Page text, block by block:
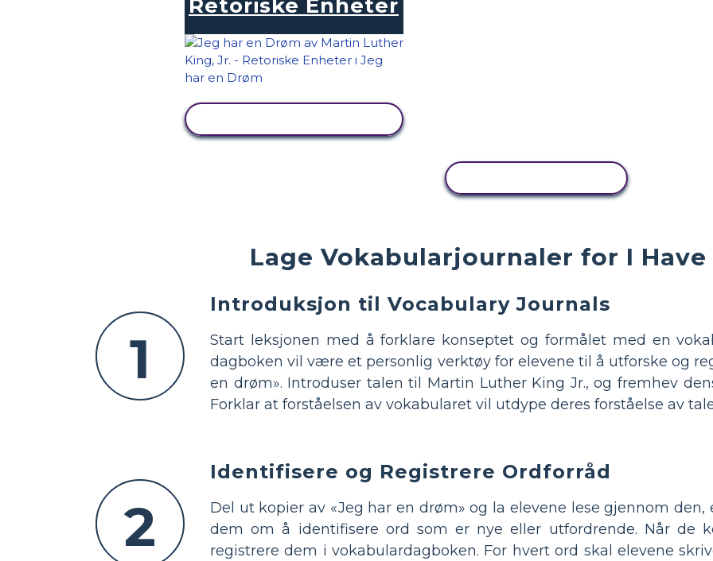
Lage Vokabularjournaler for I Have
1
Introduksjon til Vocabulary Journals
Start leksjonen med å forklare konseptet og formålet med en
dagboken vil være et personlig verktøy for elevene til å utforske og
en drøm». Introduser talen til Martin Luther King Jr., og fremhev
Forklar at forståelsen av vokabularet vil utdype deres forståelse av
2
Identifisere og Registrere Ordforråd
Del ut kopier av «Jeg har en drøm» og la elevene lese gjennom
dem om å identifisere ord som er nye eller utfordrende. Når de
registrere dem i vokabulardagboken. For hvert ord skal elevene
Retoriske Enheter